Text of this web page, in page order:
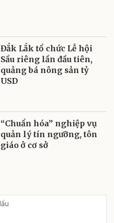
Đắk Lắk tổ chức Lễ hội
Sầu riêng lần đầu tiên,
quảng bá nông sản tỷ
USD
“Chuẩn hóa” nghiệp vụ
quản lý tín ngưỡng, tôn
giáo ở cơ sở